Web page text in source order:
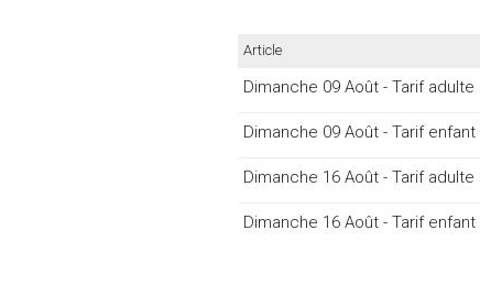
Article
Dimanche 09 Août - Tarif adulte
Dimanche 09 Août - Tarif enfant
Dimanche 16 Août - Tarif adulte
Dimanche 16 Août - Tarif enfant